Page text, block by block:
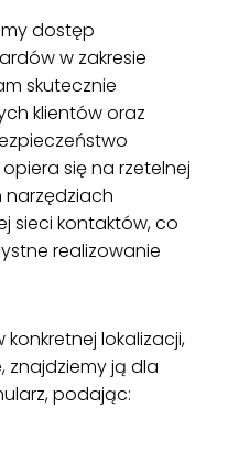
dostęp
w zakresie
skutecznie
klientów oraz
się na rzetelnej
narzędziach
sieci kontaktów, co
realizowanie
konkretnej lokalizacji,
znajdziemy ją dla
podając: